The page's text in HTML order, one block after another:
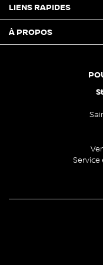
Service
LIENS RAPIDES
À PROPOS